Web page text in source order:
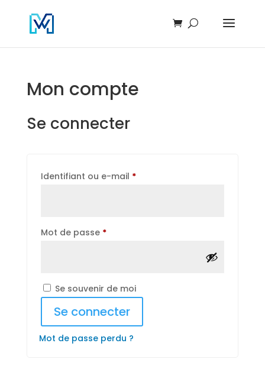
Mon compte
Se connecter
Identifiant ou e-mail *Obligatoire
Mot de passe *Obligatoire
Se souvenir de moi
Se connecter
Mot de passe perdu ?